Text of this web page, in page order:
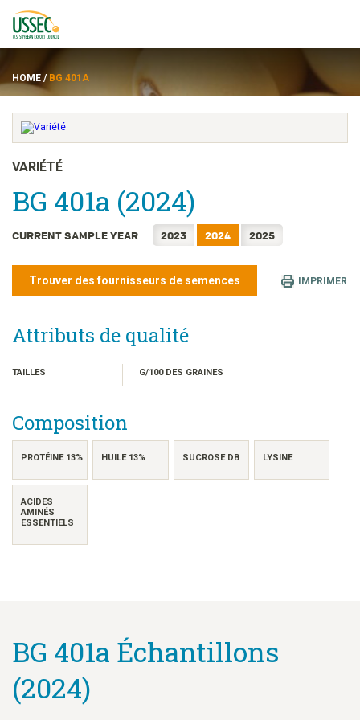
Fournisseurs
À propos de
Ressources
ENGLISH
繁體中文
ไทย
TIẾNG VIỆT
INDONESIA
HOME / BG 401A
VARIÉTÉ
BG 401a (2024)
CURRENT SAMPLE YEAR 2023 2024 2025
Trouver des fournisseurs de semences IMPRIMER
Attributs de qualité
TAILLES G/100 DES GRAINES
Composition
PROTÉINE 13% HUILE 13% SUCROSE DB LYSINE
ACIDES
AMINÉS
ESSENTIELS
BG 401a Échantillons
(2024)